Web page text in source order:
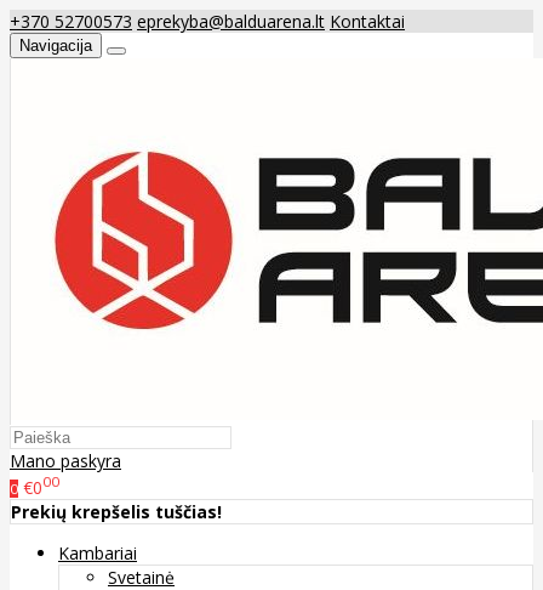
+370 52700573 eprekyba@balduarena.lt Kontaktai
Navigacija
Mano paskyra
0 €000
Prekių krepšelis tuščias!
Kambariai
Svetainė